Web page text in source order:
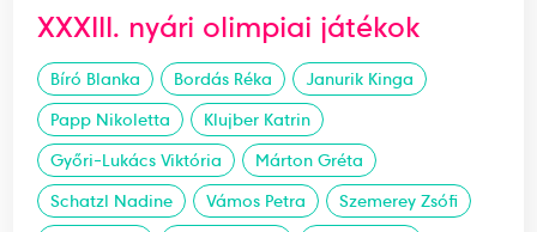
XXXIII. nyári olimpiai játékok
Bíró Blanka Bordás Réka
Janurik Kinga
Papp Nikoletta
Klujber Katrin
Győri-Lukács Viktória
Márton Gréta
Schatzl Nadine
Vámos Petra
Szemerey Zsófi